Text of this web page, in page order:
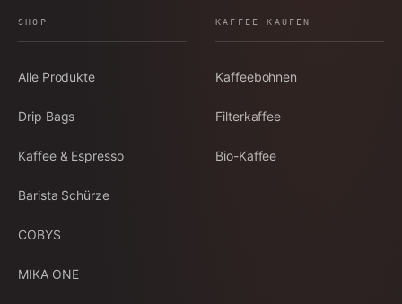
SHOP
Alle Produkte
Drip Bags
Kaffee & Espresso
Barista Schürze
COBYS
MIKA ONE
KAFFEE KAUFEN
Kaffeebohnen
Filterkaffee
Bio-Kaffee